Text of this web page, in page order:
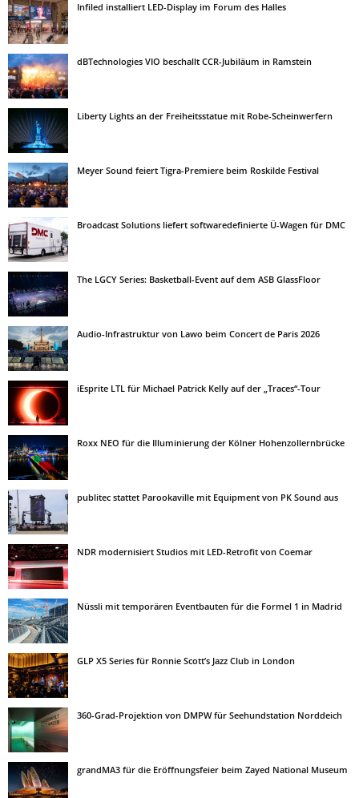
Infiled installiert LED-Display im Forum des Halles
dBTechnologies VIO beschallt CCR-Jubiläum in Ramstein
Liberty Lights an der Freiheitsstatue mit Robe-Scheinwerfern
Meyer Sound feiert Tigra-Premiere beim Roskilde Festival
Broadcast Solutions liefert softwaredefinierte Ü-Wagen für DMC
The LGCY Series: Basketball-Event auf dem ASB GlassFloor
Audio-Infrastruktur von Lawo beim Concert de Paris 2026
iEsprite LTL für Michael Patrick Kelly auf der „Traces“-Tour
Roxx NEO für die Illuminierung der Kölner Hohenzollernbrücke
publitec stattet Parookaville mit Equipment von PK Sound aus
NDR modernisiert Studios mit LED-Retrofit von Coemar
Nüssli mit temporären Eventbauten für die Formel 1 in Madrid
GLP X5 Series für Ronnie Scott’s Jazz Club in London
360-Grad-Projektion von DMPW für Seehundstation Norddeich
grandMA3 für die Eröffnungsfeier beim Zayed National Museum